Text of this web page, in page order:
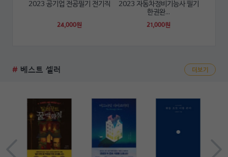
2023 공기업 전공필기 전기직
24,000원
2023 자동차정비기능사 필기
한권완...
21,000원
# 베스트 셀러 더보기